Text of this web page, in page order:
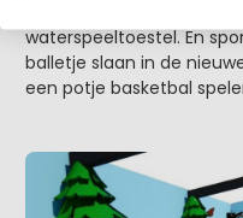
waterspeeltoestel. En
balletje slaan in de
een potje basketbal